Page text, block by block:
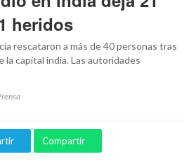
heridos
rescataron a más de 40 personas tras
la capital india. Las autoridades
Compartir